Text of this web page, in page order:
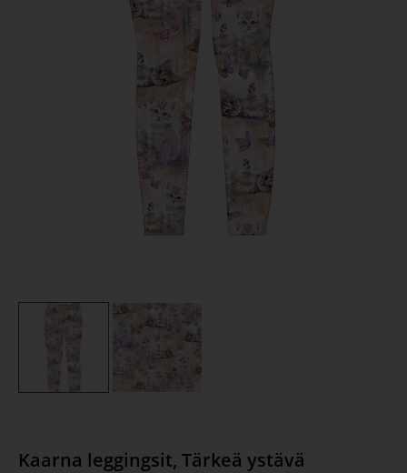
Kaarna leggingsit, Tärkeä ystävä